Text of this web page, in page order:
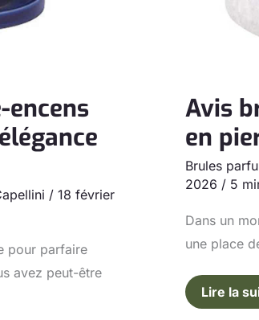
/ 18 février
pour parfaire
avez peut-être
Avis
en
Brules
2026 / 5
Dans un
une place
Lire la